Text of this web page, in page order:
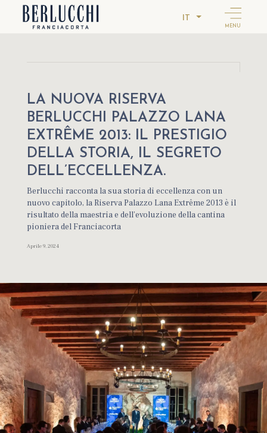
IT
MENU
LA NUOVA RISERVA
BERLUCCHI PALAZZO LANA
EXTRÊME 2013: IL PRESTIGIO
DELLA STORIA, IL SEGRETO
DELL’ECCELLENZA.
Berlucchi racconta la sua storia di eccellenza con un
nuovo capitolo, la Riserva Palazzo Lana Extrême 2013 è il
risultato della maestria e dell’evoluzione della cantina
pioniera del Franciacorta
Aprile 9, 2024